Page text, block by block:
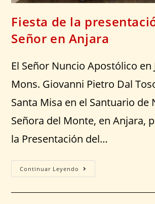
Fiesta de la
Señor en Anjara
El Señor Nuncio Apostólico en
Mons. Giovanni Pietro Dal
Santa Misa en el Santuario de
Señora del Monte, en Anjara,
la Presentación del…
Continuar Leyendo